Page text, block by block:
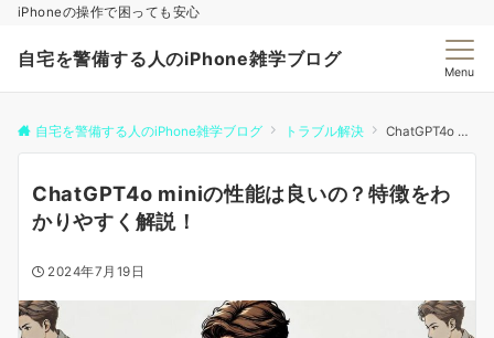
iPhoneの操作で困っても安心
自宅を警備する人のiPhone雑学ブログ
Menu
自宅を警備する人のiPhone雑学ブログ トラブル解決 ChatGPT4o miniの性能は良いの？特徴をわかりやすく解説！
ChatGPT4o miniの性能は良いの？特徴をわ
かりやすく解説！
2024年7月19日